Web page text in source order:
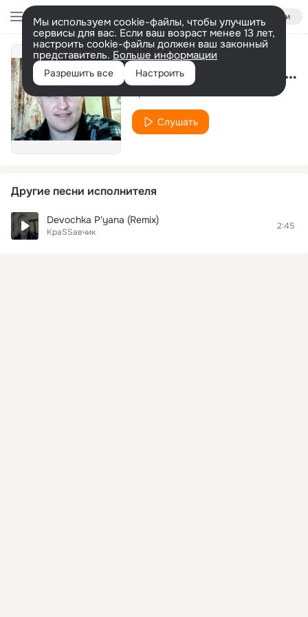
Войти
Мы используем cookie-файлы, чтобы улучшить
сервисы для вас. Если ваш возраст менее 13 лет,
настроить cookie-файлы должен ваш законный
представитель. Больше информации
Разрешить все Настроить Поцелуй на прощанье
Слушать
Другие песни исполнителя
Devochka P'yana (Remix)
КраSSавчик
2:45